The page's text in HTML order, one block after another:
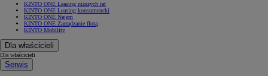
KINTO ONE Leasing niższych rat
KINTO ONE Leasing konsumencki
KINTO ONE Najem
KINTO ONE Zarządzanie flotą
KINTO Mobility
Dla właścicieli
Dla właścicieli
Serwis